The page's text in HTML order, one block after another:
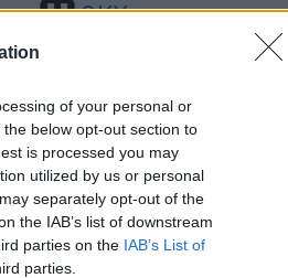
of your personal or
below opt-out section to
is processed you may
utilized by us or personal
separately opt-out of the
the IAB’s list of downstream
parties on the IAB’s List of
parties.
OKX
Cleamio 3.4.0
CleanMyMac
CleanMyMac X 5.2.10
Partition
EaseUS Partition Master 1.4.0